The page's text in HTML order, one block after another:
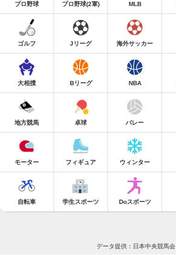
プロ野球 プロ野球(2軍) MLB
ゴルフ Jリーグ 海外サッカー
大相撲 Bリーグ NBA
地方競馬 卓球 バレー
モーター フィギュア ウィンター
自転車 学生スポーツ Doスポーツ
データ提供：日本中央競馬会